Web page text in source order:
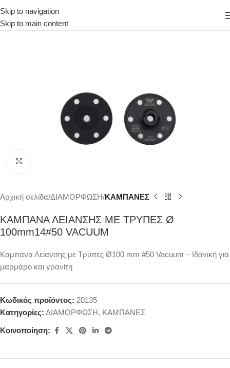
Skip to navigation
Skip to main content
Αρχική σελίδα ΔΙΑΜΟΡΦΩΣΗ ΚΑΜΠΑΝΕΣ
ΚΑΜΠΑΝΑ ΛΕΙΑΝΣΗΣ ΜΕ ΤΡΥΠΕΣ Ø
100mm14#50 VACUUM
Καμπάνα Λείανσης με Τρύπες Ø100 mm #50 Vacuum – Ιδανική για
μαρμάρο και γρανίτη
Κωδικός προϊόντος: 20135
Κατηγορίες: ΔΙΑΜΟΡΦΩΣΗ, ΚΑΜΠΑΝΕΣ
Κοινοποίηση: